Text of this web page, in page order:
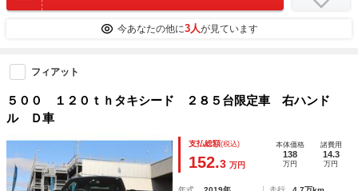
今あなたの他に3人が見ています
フィアット
５００ １２０ｔｈタキシード ２８５台限定車 右ハンド
ル Ｄ車
支払総額(税込)
152.3 万円
本体価格
138
万円
諸費用
14.3
万円